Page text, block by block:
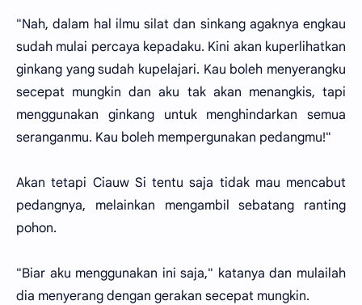
"Nah, dalam hal ilmu silat dan sinkang agaknya engkau
sudah mulai percaya kepadaku. Kini akan kuperlihatkan
ginkang yang sudah kupelajari. Kau boleh menyerangku
secepat mungkin dan aku tak akan menangkis, tapi
menggunakan ginkang untuk menghindarkan semua
seranganmu. Kau boleh mempergunakan pedangmu!"
Akan tetapi Ciauw Si tentu saja tidak mau mencabut
pedangnya, melainkan mengambil sebatang ranting
pohon.
"Biar aku menggunakan ini saja," katanya dan mulailah
dia menyerang dengan gerakan secepat mungkin.